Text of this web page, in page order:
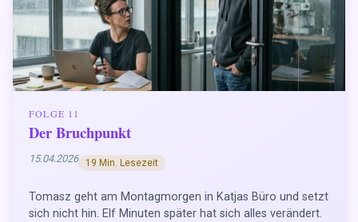
FOLGE 11
Der Bruchpunkt
15.04.2026 19 Min. Lesezeit
Tomasz geht am Montagmorgen in Katjas Büro und setzt
sich nicht hin. Elf Minuten später hat sich alles verändert.